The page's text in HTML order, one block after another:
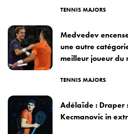
TENNIS MAJORS
Medvedev
une autre
meilleur joueur du
TENNIS MAJORS
Adélaïde : Draper
Kecmanovic in